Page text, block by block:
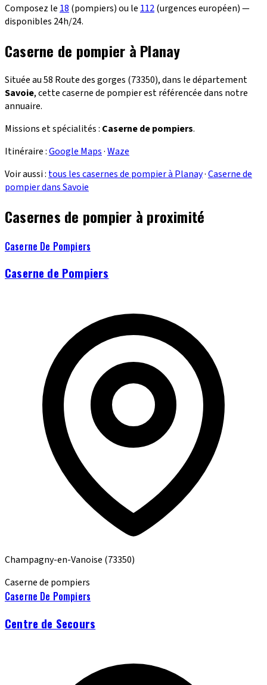
Composez le 18 (pompiers) ou le 112(urgences européen) —
disponibles 24h/24.
Caserne de pompier à Planay
Située au 58 Route des gorges (73350), dans le département
Savoie, cette caserne de pompier est référencée dans notre
annuaire.
Missions et spécialités : Caserne de pompiers.
Itinéraire :Google Maps·Waze
Voir aussi : tous les casernes de pompier à Planay·Caserne de
pompier dans Savoie
Casernes de pompier à proximité
Caserne De Pompiers
Caserne de Pompiers
Champagny-en-Vanoise (73350)
Caserne de pompiers
Caserne De Pompiers
Centre de Secours